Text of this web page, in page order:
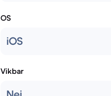
OS
iOS
Vikbar